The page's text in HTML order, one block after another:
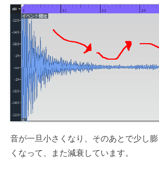
レ
ー
音が一旦小さくなり、そのあとで少し
くなって、また減衰しています。